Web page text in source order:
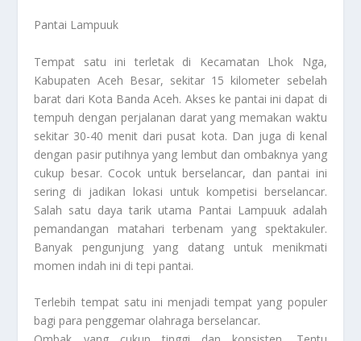
Pantai Lampuuk
Tempat satu ini terletak di Kecamatan Lhok Nga,
Kabupaten Aceh Besar, sekitar 15 kilometer sebelah
barat dari Kota Banda Aceh. Akses ke pantai ini dapat di
tempuh dengan perjalanan darat yang memakan waktu
sekitar 30-40 menit dari pusat kota. Dan juga di kenal
dengan pasir putihnya yang lembut dan ombaknya yang
cukup besar. Cocok untuk berselancar, dan pantai ini
sering di jadikan lokasi untuk kompetisi berselancar.
Salah satu daya tarik utama Pantai Lampuuk adalah
pemandangan matahari terbenam yang spektakuler.
Banyak pengunjung yang datang untuk menikmati
momen indah ini di tepi pantai.
Terlebih tempat satu ini menjadi tempat yang populer
bagi para penggemar olahraga berselancar.